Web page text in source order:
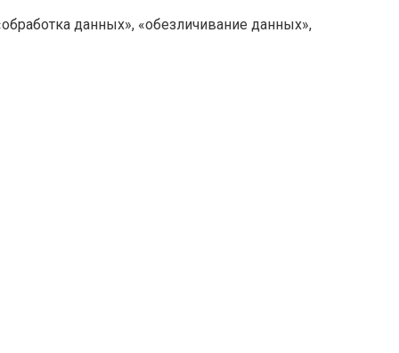
данных», «обезличивание данных»,